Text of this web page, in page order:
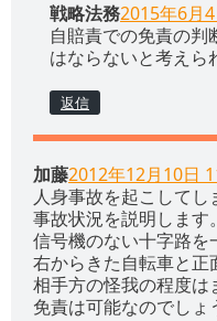
戦略法務2015年6月
自賠責での免責の判
はならないと考えら
返信
加藤2012年12月10日
人身事故を起こしてし
事故状況を説明します。
信号機のない十字路を
右からきた自転車と正
相手方の怪我の程度は
免責は可能なのでしょ